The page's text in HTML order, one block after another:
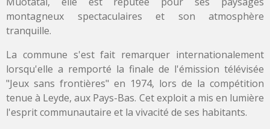
montagneux spectaculaires et son atmosphère
tranquille.
La commune s'est fait remarquer internationalement
lorsqu'elle a remporté la finale de l'émission télévisée
"Jeux sans frontières" en 1974, lors de la compétition
tenue à Leyde, aux Pays-Bas. Cet exploit a mis en lumière
l'esprit communautaire et la vivacité de ses habitants.